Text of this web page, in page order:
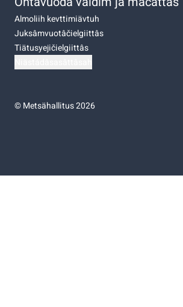
Almoliih kevttimiävtuh
Juksâmvuotâčielgiittâs
Tiätusyejičielgiittâs
©Metsähallitus 2026